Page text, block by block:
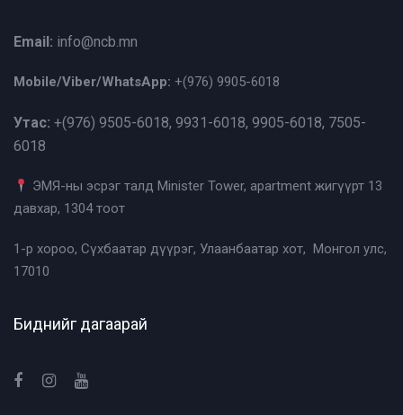
Email: info@ncb.mn
Mobile/Viber/WhatsApp: +(976) 9905-6018
Утас: +(976) 9505-6018, 9931-6018, 9905-6018, 7505-
6018
ЭМЯ-ны эсрэг талд Minister Tower, apartment жигүүрт 13
давхар, 1304 тоот
1-р хороо, Сүхбаатар дүүрэг, Улаанбаатар хот, Монгол улс,
17010
Биднийг дагаарай